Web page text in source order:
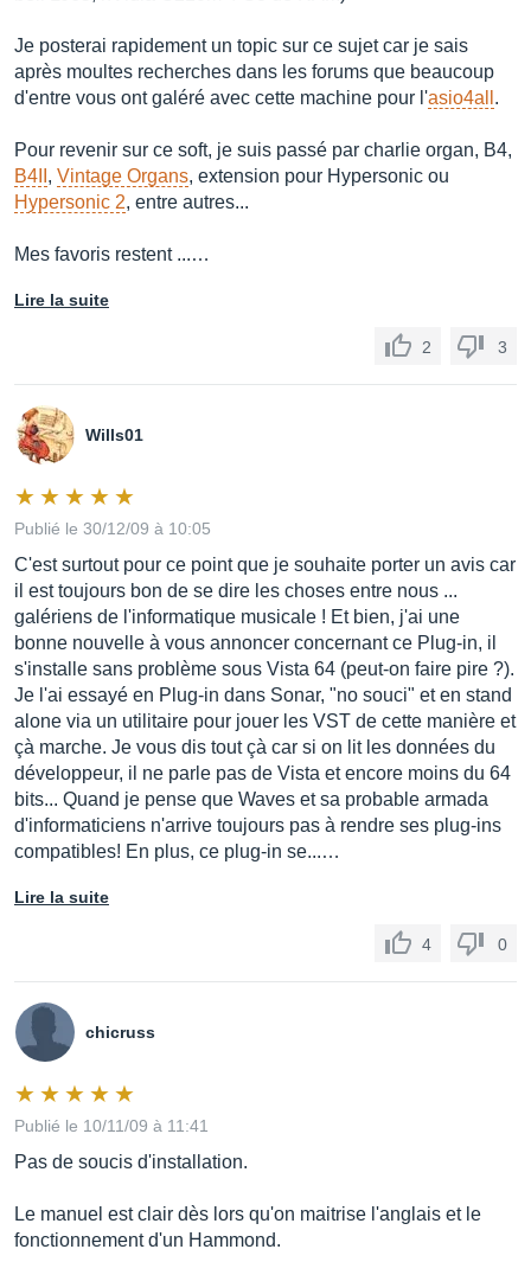
Je posterai rapidement un topic sur ce sujet car je sais
après moultes recherches dans les forums que beaucoup
d'entre vous ont galéré avec cette machine pour l'asio4all .
Pour revenir sur ce soft, je suis passé par charlie organ, B4,
B4II , Vintage Organs, extension pour Hypersonic ou
Hypersonic 2, entre autres...
Mes favoris restent ...…
Lire la suite
2 3
Wills01
Publié le 30/12/09 à 10:05
C'est surtout pour ce point que je souhaite porter un avis car
il est toujours bon de se dire les choses entre nous ...
galériens de l'informatique musicale ! Et bien, j'ai une
bonne nouvelle à vous annoncer concernant ce Plug-in, il
s'installe sans problème sous Vista 64 (peut-on faire pire ?).
Je l'ai essayé en Plug-in dans Sonar, "no souci" et en stand
alone via un utilitaire pour jouer les VST de cette manière et
çà marche. Je vous dis tout çà car si on lit les données du
développeur, il ne parle pas de Vista et encore moins du 64
bits... Quand je pense que Waves et sa probable armada
d'informaticiens n'arrive toujours pas à rendre ses plug-ins
compatibles! En plus, ce plug-in se...…
Lire la suite
4 0
chicruss
Publié le 10/11/09 à 11:41
Pas de soucis d'installation.
Le manuel est clair dès lors qu'on maitrise l'anglais et le
fonctionnement d'un Hammond.